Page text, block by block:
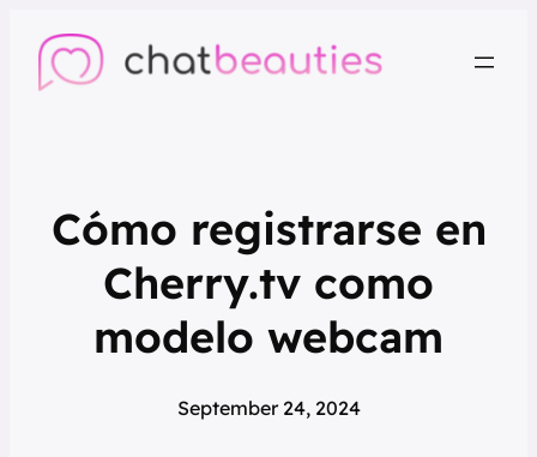
Cómo registrarse en
Cherry.tv como
modelo webcam
September 24, 2024